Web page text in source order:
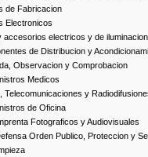
de Fabricacion
Electronicos
electricos y de iluminacion
de Distribucion y
Observacion y Comprobacion
Medicos
Telecomunicaciones y
de Oficina
Fotograficos y Audiovisuales
Orden Publico, Proteccion y